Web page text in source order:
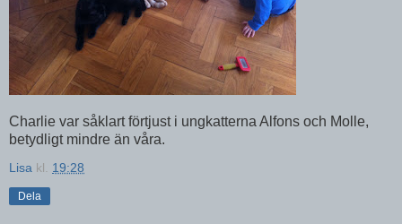
Charlie var såklart förtjust i ungkatterna Alfons och Molle,
betydligt mindre än våra.
Lisa kl. 19:28
Dela